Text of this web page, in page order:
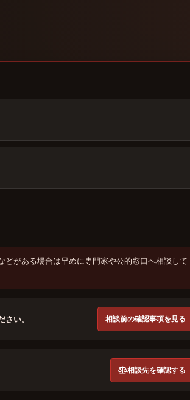
がある場合は早めに専門家や公的窓口へ相談して
い。 相談前の確認事項を見る
相談先を確認する